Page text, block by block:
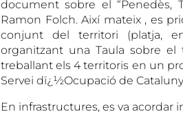
document sobre el “Penedès,
Ramon Folch. Així mateix , es
conjunt del territori (platja,
organitzant una Taula sobre
treballant els 4 territoris en un
Servei dï¿½Ocupació de
En infrastructures, es va